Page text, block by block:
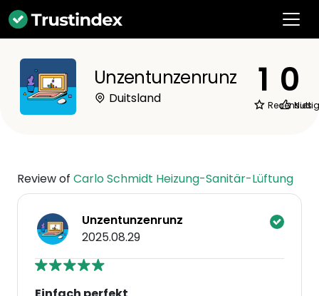
Unzentunzenrunz
Duitsland 1
Recensies
0
Review of Carlo Schmidt Heizung-Sanitär-Lüftung
Unzentunzenrunz
2025.08.29